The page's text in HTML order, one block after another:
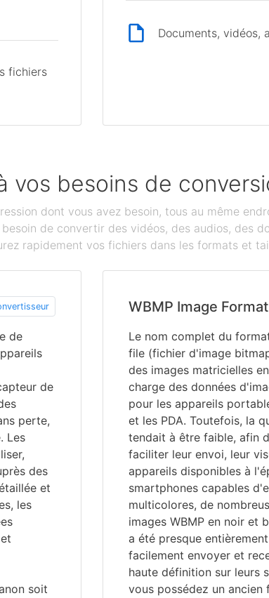
fichiers
Documents, vidéos,
vos besoins de
dont vous avez besoin, tous au même
de convertir des vidéos, des audios, des
rapidement vos fichiers dans les formats et
de
de
perte,
Les
des
et
les
soit
WBMP Image Format
Le nom complet du
file (fichier d'image
des images matricielles
charge des données
pour les appareils
et les PDA. Toutefois, la
tendait à être faible, afin
faciliter leur envoi, leur
appareils disponibles à
smartphones capables
multicolores, de
images WBMP en noir et
a été presque
facilement envoyer et
haute définition sur leurs
vous possédez un ancien